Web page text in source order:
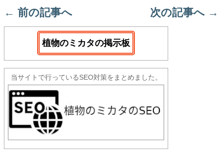
← 前の記事へ 次の記事へ →
植物のミカタの掲示板
当サイトで行っているSEO対策をまとめました。